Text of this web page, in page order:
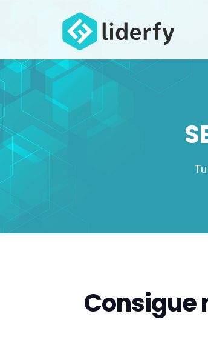
Consigue